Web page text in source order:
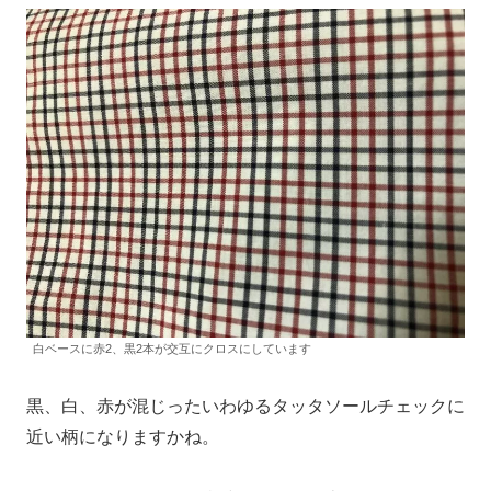
白ベースに赤2、黒2本が交互にクロスにしています
黒、白、赤が混じったいわゆるタッタソールチェックに
近い柄になりますかね。